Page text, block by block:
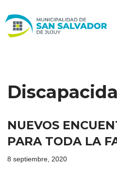
al
NUEVOS
PARA TODA LA
8 septiembre, 2020